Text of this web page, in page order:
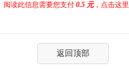
阅读此信息需要您支付 0.5 元，点击这
返回顶部